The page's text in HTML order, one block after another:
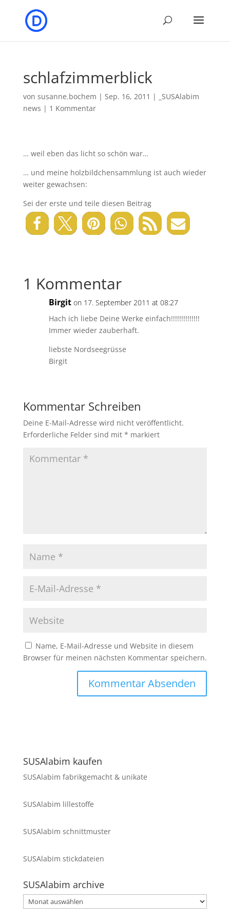
schlafzimmerblick
von susanne.bochem | Sep. 16, 2011 |
_SUSAlabim
news | 1 Kommentar
… weil eben das licht so schön war…
… und meine holzbildchensammlung ist auch wieder
weiter gewachsen:
Sei der erste und teile diesen Beitrag
1 Kommentar
Birgit on 17. September 2011 at 08:27
Hach ich liebe Deine Werke einfach!!!!!!!!!!!!!!
Immer wieder zauberhaft.
liebste Nordseegrüsse
Birgit
Kommentar Schreiben
Deine E-Mail-Adresse wird nicht veröffentlicht.
Erforderliche Felder sind mit * markiert
Name, E-Mail-Adresse und Website in diesem
Browser für meinen nächsten Kommentar speichern.
SUSAlabim kaufen
SUSAlabim fabrikgemacht & unikate
SUSAlabim lillestoffe
SUSAlabim schnittmuster
SUSAlabim stickdateien
SUSAlabim archive
SUSAlabim
archive